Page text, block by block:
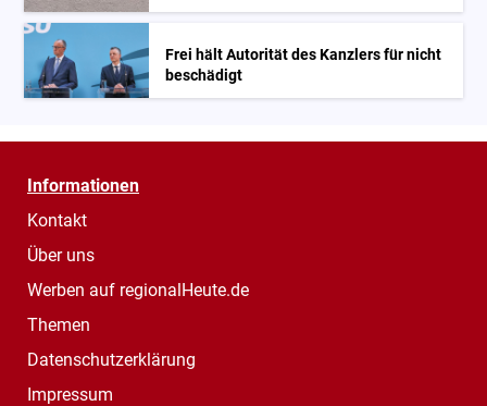
Frei hält Autorität des Kanzlers für nicht
beschädigt
Informationen
Kontakt
Über uns
Werben auf regionalHeute.de
Themen
Datenschutzerklärung
Impressum